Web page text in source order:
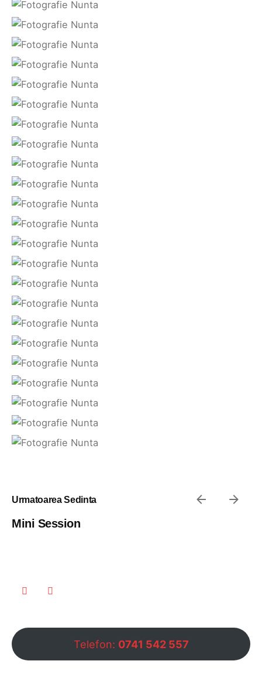
Urmatoarea Sedinta
Mini Session
Telefon: 0741 542 557